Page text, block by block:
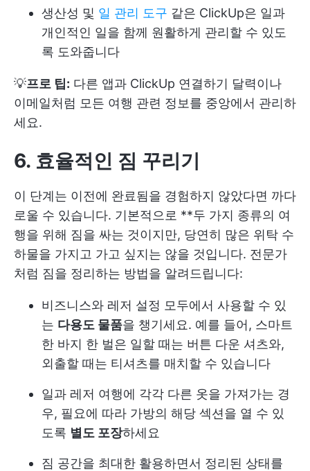
생산성 및 일 관리 도구 같은 ClickUp은 일과
개인적인 일을 함께 원활하게 관리할 수 있도
록 도와줍니다
💡프로 팁: 다른 앱과 ClickUp 연결하기 달력이나
이메일처럼 모든 여행 관련 정보를 중앙에서 관리하
세요.
6. 효율적인 짐 꾸리기
이 단계는 이전에 완료됨을 경험하지 않았다면 까다
로울 수 있습니다. 기본적으로 **두 가지 종류의 여
행을 위해 짐을 싸는 것이지만, 당연히 많은 위탁 수
하물을 가지고 가고 싶지는 않을 것입니다. 전문가
처럼 짐을 정리하는 방법을 알려드립니다:
비즈니스와 레저 설정 모두에서 사용할 수 있
는 다용도 물품을 챙기세요. 예를 들어, 스마트
한 바지 한 벌은 일할 때는 버튼 다운 셔츠와,
외출할 때는 티셔츠를 매치할 수 있습니다
일과 레저 여행에 각각 다른 옷을 가져가는 경
우, 필요에 따라 가방의 해당 섹션을 열 수 있
도록 별도 포장하세요
짐 공간을 최대한 활용하면서 정리된 상태를